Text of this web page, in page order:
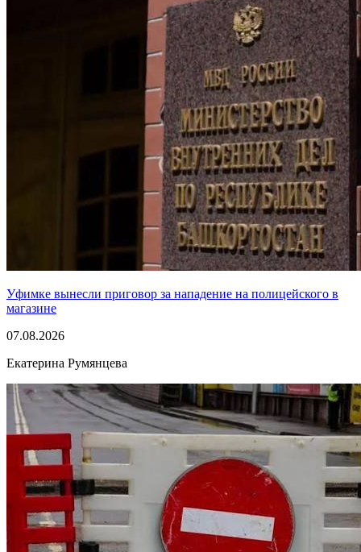
Уфимке вынесли приговор за нападение на полицейского в
магазине
07.08.2026
Екатерина Румянцева